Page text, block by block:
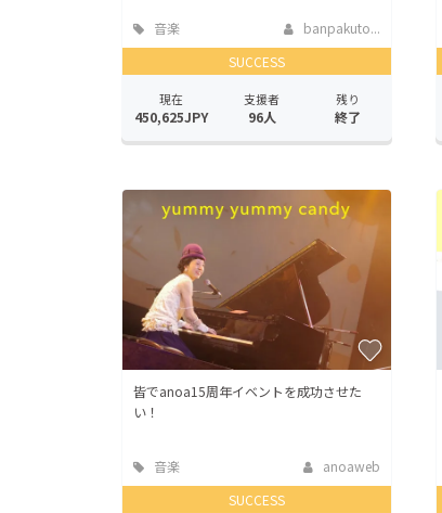
音楽
banpakuto...
SUCCESS
現在
450,625JPY
支援者
96人
残り
終了
皆でanoa15周年イベントを成功させた
い！
音楽
anoaweb
SUCCESS